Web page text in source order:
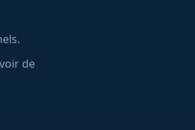
de